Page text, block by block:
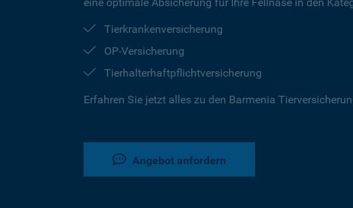
Tierkrankenversicherung
OP-Versicherung
Tierhalterhaftpflichtversicherung
Erfahren Sie jetzt alles zu den Barmenia
Angebot anfordern